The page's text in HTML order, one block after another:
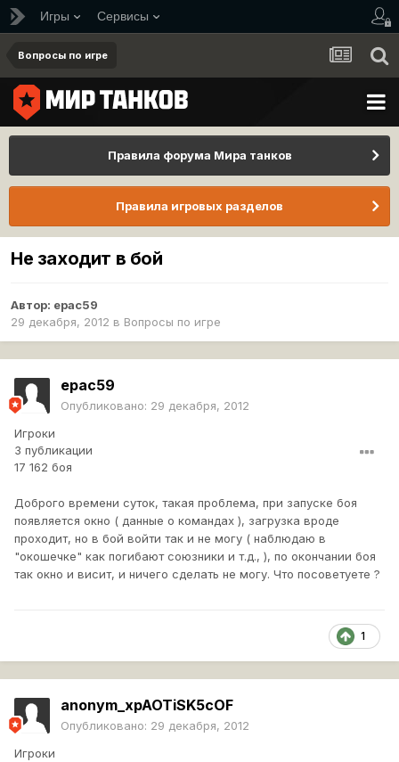
Игры Сервисы
Вопросы по игре
Правила форума Мира танков
Правила игровых разделов
Не заходит в бой
Автор: epac59
29 декабря, 2012 в Вопросы по игре
epac59
Опубликовано: 29 декабря, 2012
Игроки
3 публикации
17 162 боя
Доброго времени суток, такая проблема, при запуске боя
появляется окно ( данные о командах ), загрузка вроде
проходит, но в бой войти так и не могу ( наблюдаю в
"окошечке" как погибают союзники и т.д., ), по окончании боя
так окно и висит, и ничего сделать не могу. Что посоветуете ?
1
anonym_xpAOTiSK5cOF
Опубликовано: 29 декабря, 2012
Игроки